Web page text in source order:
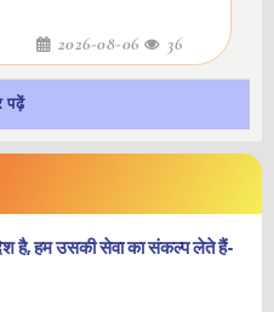
2026-08-06 36
पढ़ें
है, हम उसकी सेवा का संकल्प लेते हैं-